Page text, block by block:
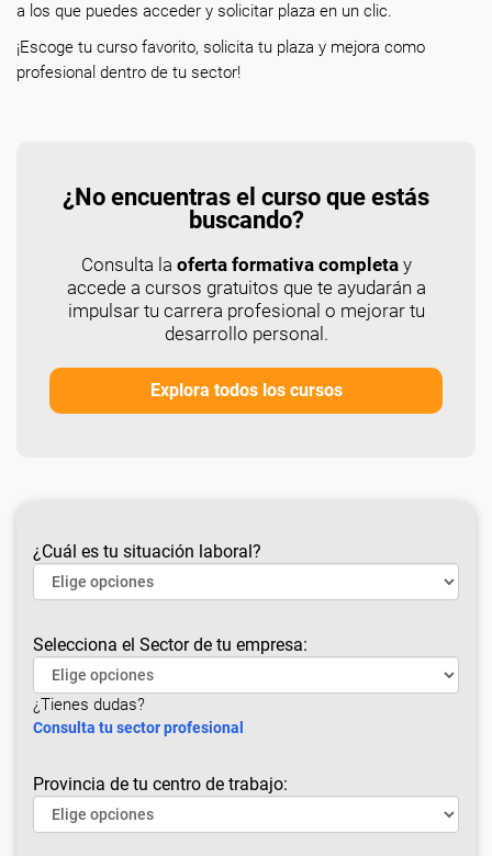
a los que puedes acceder y solicitar plaza en un clic.
¡Escoge tu curso favorito, solicita tu plaza y mejora como
profesional dentro de tu sector!
¿No encuentras el curso que estás
buscando?
Consulta la oferta formativa completay
accede a cursos gratuitos que te ayudarán a
impulsar tu carrera profesional o mejorar tu
desarrollo personal.
Explora todos los cursos
¿Cuál es tu situación laboral?
Selecciona el Sector de tu empresa:
¿Tienes dudas?
Consulta tu sector profesional
Provincia de tu centro de trabajo: